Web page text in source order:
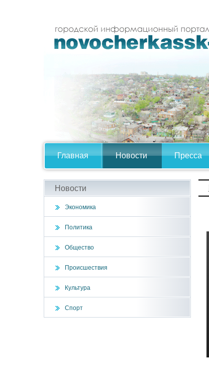
Главная Новости Пресса
Новости
Экономика
Политика
Общество
Происшествия
Культура
Спорт